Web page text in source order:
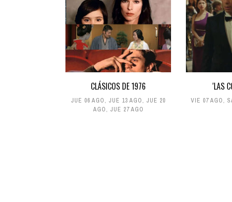
CLÁSICOS DE 1976
JUE 06 AGO, JUE 13 AGO, JUE 20
AGO, JUE 27 AGO
'LAS
VIE 07 AGO,